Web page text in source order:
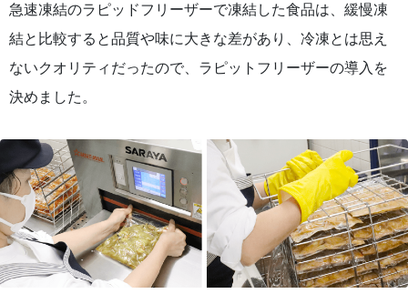
急速凍結のラピッドフリーザーで凍結した食品は、緩慢凍
結と比較すると品質や味に大きな差があり、冷凍とは思え
ないクオリティだったので、ラピットフリーザーの導入を
決めました。